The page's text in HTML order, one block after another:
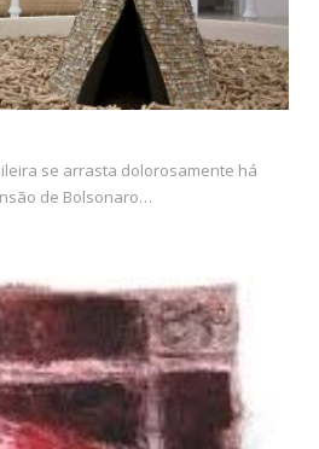
se arrasta dolorosamente há
de Bolsonaro…